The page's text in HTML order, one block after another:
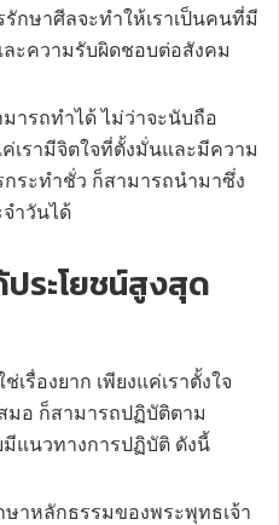
รักษาศีลจะทำให้เราเป็นคนที่มี
ะความรับผิดชอบต่อสังคม
ารถทำได้ ไม่ว่าจะนับถือ
เรามีจิตใจที่ตั้งมั่นและมีความ
กระทำชั่ว ก็สามารถนำมาซึ่ง
ำวันได้
ระโยชน์สูงสุด
รื่องยาก เพียงแค่เราตั้งใจ
มอ ก็สามารถปฏิบัติตาม
แนวทางการปฏิบัติ ดังนี้
าหลักธรรมของพระพุทธเจ้า